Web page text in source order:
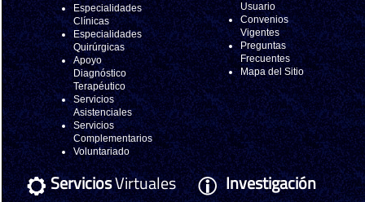
Especialidades
Clínicas
Especialidades
Quirúrgicas
Apoyo
Diagnóstico
Terapéutico
Servicios
Asistenciales
Servicios
Complementarios
Voluntariado
Usuario
Convenios
Vigentes
Preguntas
Frecuentes
Mapa del Sitio
ServiciosVirtuales Investigación